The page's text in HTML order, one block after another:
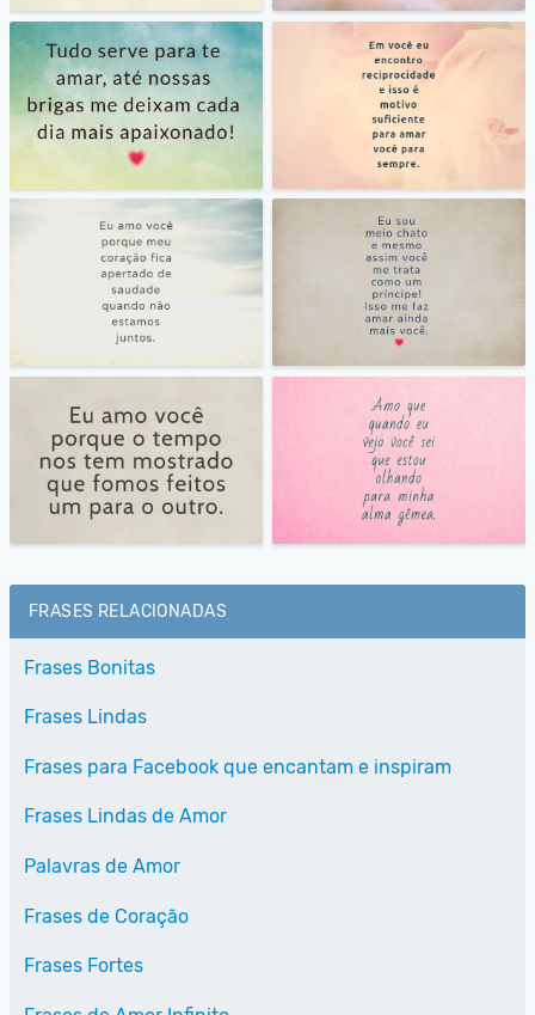
FRASES RELACIONADAS
Frases Bonitas
Frases Lindas
Frases para Facebook que encantam e inspiram
Frases Lindas de Amor
Palavras de Amor
Frases de Coração
Frases Fortes